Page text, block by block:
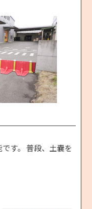
す。 普段、土嚢を